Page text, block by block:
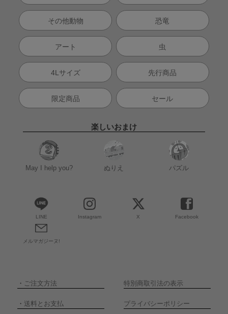
その他動物 恐竜
アート 虫
4Lサイズ 先行商品
限定商品 セール
楽しいおまけ
May I help you? ぬりえ パズル
LINE Instagram X Facebook
メルマガジーヌ!
・ ご注文方法 特別商取引法の表示
・ 送料とお支払 プライバシーポリシー